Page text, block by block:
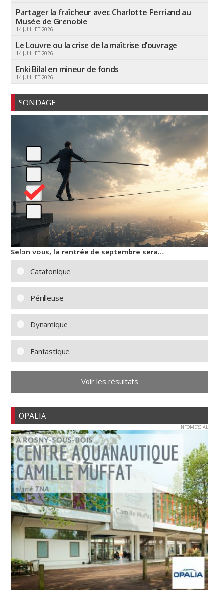
Partager la fraîcheur avec Charlotte Perriand au
Musée de Grenoble
14 JUILLET 2026
Le Louvre ou la crise de la maîtrise d’ouvrage
14 JUILLET 2026
Enki Bilal en mineur de fonds
14 JUILLET 2026
SONDAGE
Selon vous, la rentrée de septembre sera…
Catatonique
Périlleuse
Dynamique
Fantastique
Voir les résultats
OPALIA
INFOMERCIAL